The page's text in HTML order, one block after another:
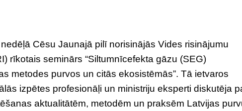
Cēsu Jaunajā pilī norisinājās Vides risinājumu
rīkotais seminārs “Siltumnīcefekta gāzu (SEG)
metodes purvos un citās ekosistēmās”. Tā ietvaros
izpētes profesionāļi un ministriju eksperti diskutēja
aktualitātēm, metodēm un praksēm Latvijas